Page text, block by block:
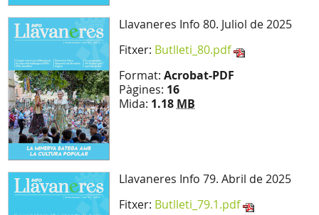
Llavaneres Info 80. Juliol de 2025
Fitxer: Butlleti_80.pdf
Format: Acrobat-PDF
Pàgines: 16
Mida: 1.18 MB
Llavaneres Info 79. Abril de 2025
Fitxer: Butlleti_79.1.pdf